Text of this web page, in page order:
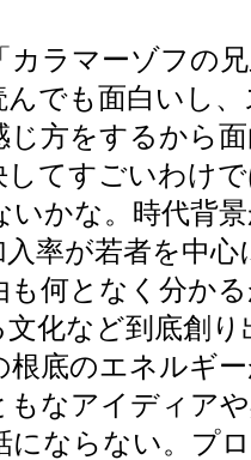
カラマーゾフの
んでも面白いし
じ方をするから
してすごいわけ
かな。時代背
率が若者を中
も何となく分か
文化など到底創
根底のエネルギ
なアイディア
にならない。プ